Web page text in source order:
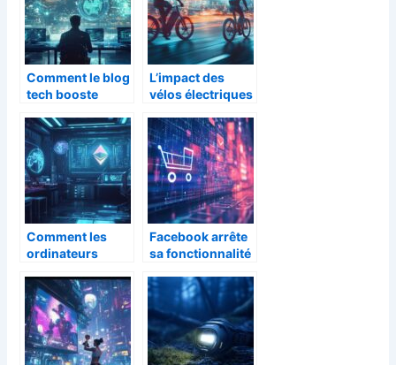
Comment le blog
tech booste
SEO et
l’innovation
numérique
L’impact des
vélos électriques
déplacements
quotidiens : plus
d’info
Comment les
ordinateurs
pourraient
transformer la
crypto-monnaie
?
Facebook arrête
sa fonctionnalité
quelles
alternatives pour
les e-
commerçants ?